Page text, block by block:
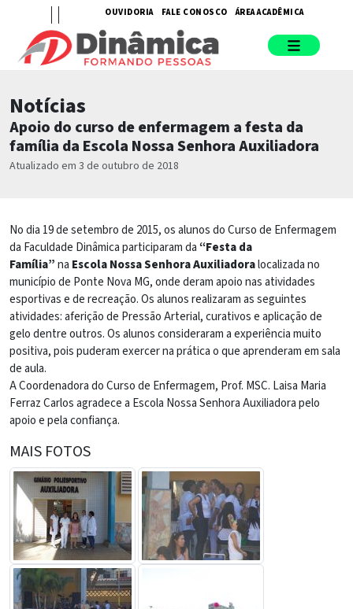
OUVIDORIA FALE CONOSCO ÁREA ACADÊMICA
Notícias
Apoio do curso de enfermagem a festa da
família da Escola Nossa Senhora Auxiliadora
Atualizado em 3 de outubro de 2018
No dia 19 de setembro de 2015, os alunos do Curso de Enfermagem
da Faculdade Dinâmica participaram da“Festa da
Família”na Escola Nossa Senhora Auxiliadoralocalizada no
município de Ponte Nova MG, onde deram apoio nas atividades
esportivas e de recreação. Os alunos realizaram as seguintes
atividades: aferição de Pressão Arterial, curativos e aplicação de
gelo dentre outros. Os alunos consideraram a experiência muito
positiva, pois puderam exercer na prática o que aprenderam em sala
de aula.
A Coordenadora do Curso de Enfermagem, Prof. MSC. Laisa Maria
Ferraz Carlos agradece a Escola Nossa Senhora Auxiliadora pelo
apoio e pela confiança.
MAIS FOTOS